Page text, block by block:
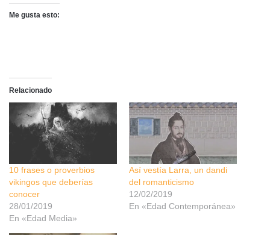
Me gusta esto:
Relacionado
10 frases o proverbios
vikingos que deberías
conocer
28/01/2019
En «Edad Media»
Así vestía Larra, un dandi
del romanticismo
12/02/2019
En «Edad Contemporánea»